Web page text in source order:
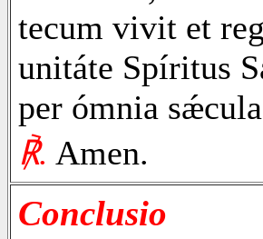
tecum vivit et
unitáte Spíritus
per ómnia
℟. Amen.
Conclusio